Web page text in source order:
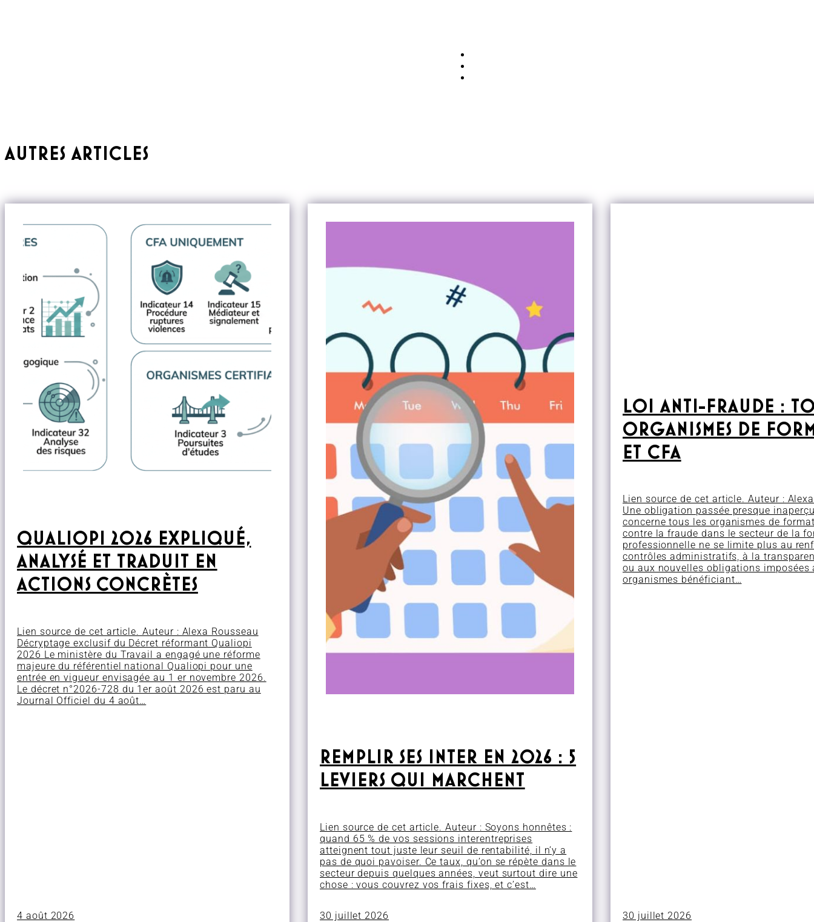
AUTRES ARTICLES
QUALIOPI 2026 EXPLIQUÉ,
ANALYSÉ ET TRADUIT EN
ACTIONS CONCRÈTES
Lien source de cet article. Auteur : Alexa Rousseau
Décryptage exclusif du Décret réformant Qualiopi
2026 Le ministère du Travail a engagé une réforme
majeure du référentiel national Qualiopi pour une
entrée en vigueur envisagée au 1 er novembre 2026.
Le décret n°2026-728 du 1er août 2026 est paru au
Journal Officiel du 4 août…
4 août 2026
REMPLIR SES INTER EN 2026 : 5
LEVIERS QUI MARCHENT
Lien source de cet article. Auteur : Soyons honnêtes :
quand 65 % de vos sessions interentreprises
atteignent tout juste leur seuil de rentabilité, il n’y a
pas de quoi pavoiser. Ce taux, qu’on se répète dans le
secteur depuis quelques années, veut surtout dire une
chose : vous couvrez vos frais fixes, et c’est…
30 juillet 2026
LOI ANTI-FRAUDE :
ORGANISMES DE
ET CFA
Lien source de cet article. Auteur :
Une obligation passée presque
concerne tous les organismes de
contre la fraude dans le secteur de la
professionnelle ne se limite plus au
contrôles administratifs, à la
ou aux nouvelles obligations imposées
organismes bénéficiant…
30 juillet 2026